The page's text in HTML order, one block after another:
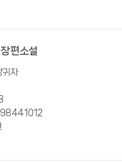
편소설
귀자